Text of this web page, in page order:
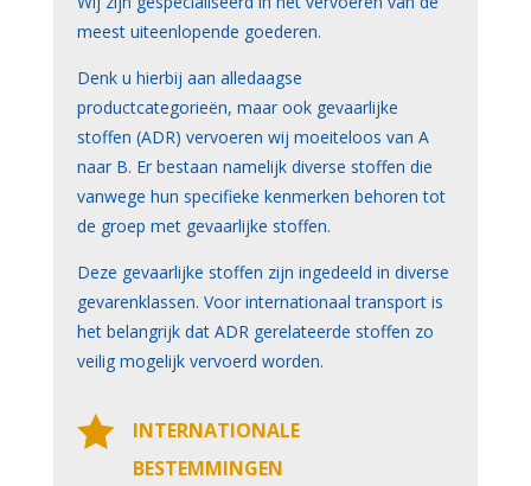
meest uiteenlopende goederen.
Denk u hierbij aan alledaagse
productcategorieën, maar ook gevaarlijke
stoffen (ADR) vervoeren wij moeiteloos van A
naar B. Er bestaan namelijk diverse stoffen die
vanwege hun specifieke kenmerken behoren tot
de groep met gevaarlijke stoffen.
Deze gevaarlijke stoffen zijn ingedeeld in diverse
gevarenklassen. Voor internationaal transport is
het belangrijk dat ADR gerelateerde stoffen zo
veilig mogelijk vervoerd worden.

INTERNATIONALE
BESTEMMINGEN